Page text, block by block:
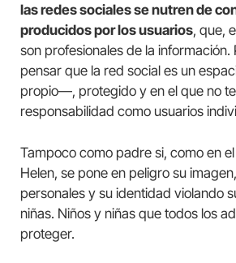
las redes sociales se nutren de
producidos por los usuarios, que,
son profesionales de la información.
pensar que la red social es un
propio—, protegido y en el que no
responsabilidad como usuarios
Tampoco como padre si, como en
Helen, se pone en peligro su
personales y su identidad violando
niñas. Niños y niñas que todos los
proteger.